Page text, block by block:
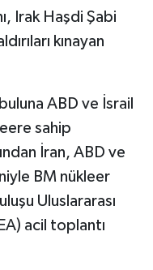
Irak Haşdi Şabi
kınayan
ABD ve İsrail
sahip
İran, ABD ve
BM nükleer
Uluslararası
acil toplantı